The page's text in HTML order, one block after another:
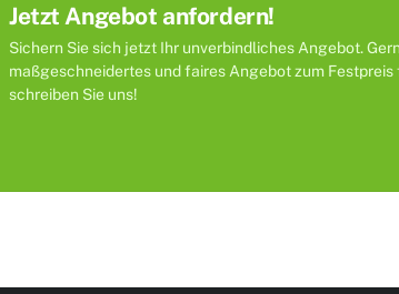
Jetzt Angebot anfordern!
Sichern Sie sich jetzt Ihr unverbindliches Angebot.
maßgeschneidertes und faires Angebot zum
schreiben Sie uns!